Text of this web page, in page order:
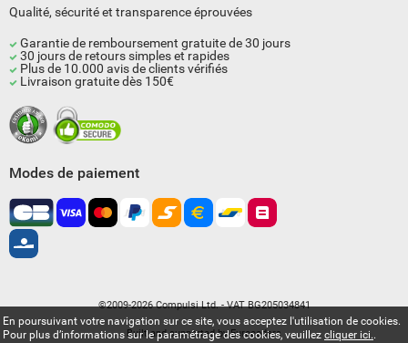
En poursuivant votre navigation sur ce site, vous acceptez l'utilisation de cookies.
Pour plus d’informations sur le paramétrage des cookies, veuillez cliquer ici..
Qualité, sécurité et transparence éprouvées
Garantie de remboursement gratuite de 30 jours
30 jours de retours simples et rapides
Plus de 10.000 avis de clients vérifiés
Livraison gratuite dès 150€
Modes de paiement
©2009-2026 Compulsi Ltd. - VAT BG205034841
Built and supported byEurocoders